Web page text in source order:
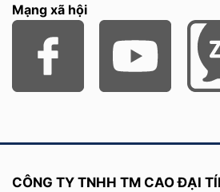
Mạng xã hội
CÔNG TY TNHH TM CAO ĐẠI